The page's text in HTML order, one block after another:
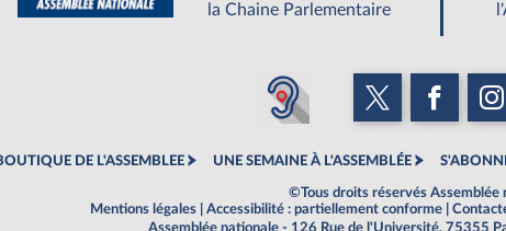
la Chaine Parlementaire
DE L'ASSEMBLEE UNE SEMAINE À L'ASSEMBLÉE
©Tous droits réservés Assemblée
Mentions légales
Accessibilité : partiellement conforme
Assemblée nationale - 126 Rue de l'Université, 75355